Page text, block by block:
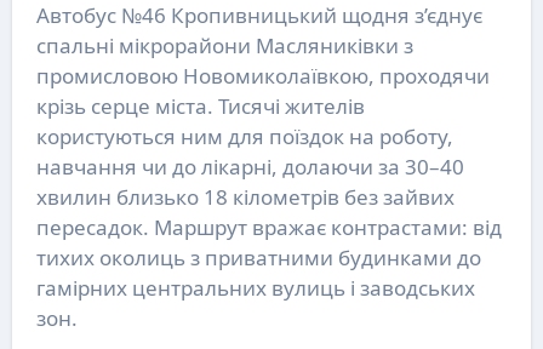
Автобус №46 Кропивницький щодня з’єднує
спальні мікрорайони Масляниківки з
промисловою Новомиколаївкою, проходячи
крізь серце міста. Тисячі жителів
користуються ним для поїздок на роботу,
навчання чи до лікарні, долаючи за 30–40
хвилин близько 18 кілометрів без зайвих
пересадок. Маршрут вражає контрастами: від
тихих околиць з приватними будинками до
гамірних центральних вулиць і заводських
зон.